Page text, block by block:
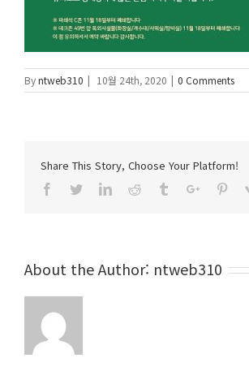
Byntweb310 | 10월 24th, 2020 | 0 Comments
Share This Story, Choose Your Platform!
Facebook
TwitterLinkedinReddit TumblrGoogle+
About the Author: ntweb310